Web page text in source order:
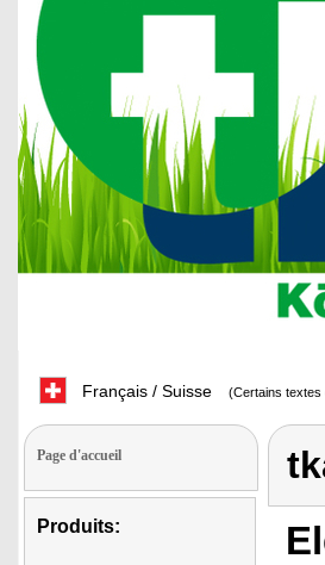
Français / Suisse (Certains textes
Page d'accueil
Produits: